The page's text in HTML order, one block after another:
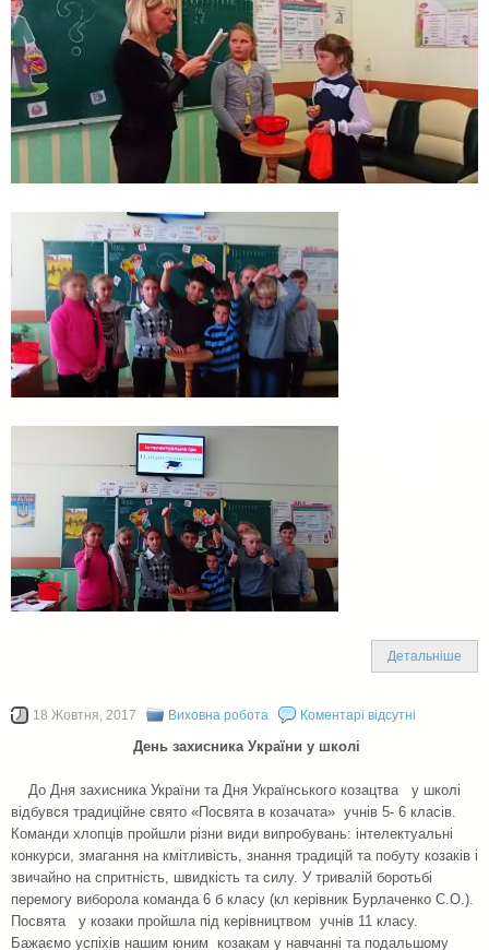
Детальніше
18 Жовтня, 2017 Виховна робота Коментарі відсутні
День захисника України у школі
До Дня захисника України та Дня Українського козацтва у школі
відбувся традиційне свято «Посвята в козачата» учнів 5- 6 класів.
Команди хлопців пройшли різни види випробувань: інтелектуальні
конкурси, змагання на кмітливість, знання традицій та побуту козаків і
звичайно на спритність, швидкість та силу. У тривалій боротьбі
перемогу виборола команда 6 б класу (кл керівник Бурлаченко С.О.).
Посвята у козаки пройшла під керівництвом учнів 11 класу.
Бажаємо успіхів нашим юним козакам у навчанні та подальшому